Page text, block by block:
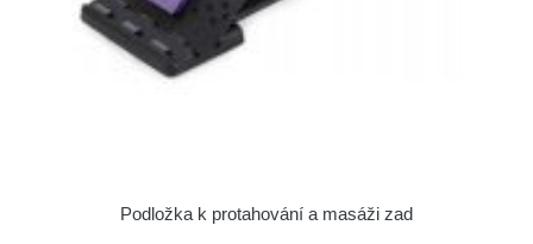
Podložka k protahování a masáži zad